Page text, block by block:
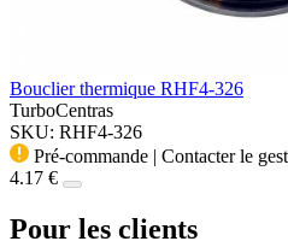
Bouclier thermique RHF4-326
TurboCentras
SKU: RHF4-326
Pré-commande | Contacter le
4.17 €
Pour les clients